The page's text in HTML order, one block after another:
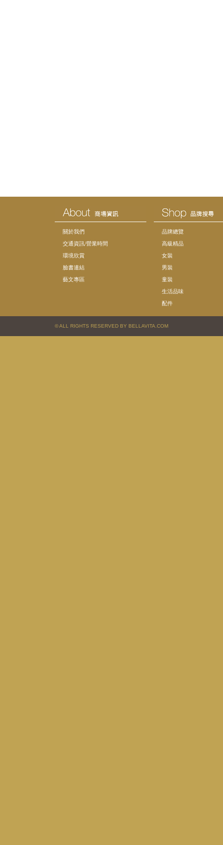
關於我們
交通資訊/營業時間
環境欣賞
臉書連結
藝文專區
品牌總覽
高級精品
女裝
男裝
童裝
生活品味
配件
© ALL RIGHTS RESERVED BY BELLAVITA.COM